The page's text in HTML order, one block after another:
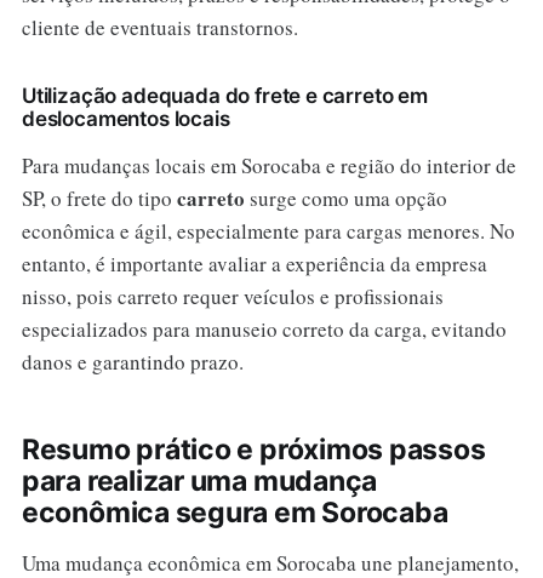
cliente de eventuais transtornos.
Utilização adequada do frete e carreto em
deslocamentos locais
Para mudanças locais em Sorocaba e região do interior de
SP, o frete do tipo carreto surge como uma opção
econômica e ágil, especialmente para cargas menores. No
entanto, é importante avaliar a experiência da empresa
nisso, pois carreto requer veículos e profissionais
especializados para manuseio correto da carga, evitando
danos e garantindo prazo.
Resumo prático e próximos passos
para realizar uma mudança
econômica segura em Sorocaba
Uma mudança econômica em Sorocaba une planejamento,